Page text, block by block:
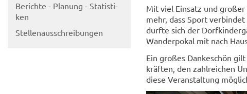
Be­rich­te - Pla­nung - Sta­tis­ti­
ken
Stel­len­aus­schrei­bun­gen
Mit viel Ein­satz und
mehr, dass Sport
durf­te sich der
Wan­der­po­kal mit nach
Ein gro­ßes Dan­ke­schön
kräf­ten, den zahl­rei­chen
diese Ver­an­stal­tung